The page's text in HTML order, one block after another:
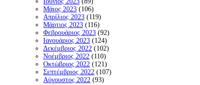
Μάιος 2023 (106)
Απρίλιος 2023 (119)
Μάρτιος 2023 (116)
Φεβρουάριος 2023 (92)
Ιανουάριος 2023 (124)
Δεκέμβριος 2022 (102)
Νοέμβριος 2022 (110)
Οκτώβριος 2022 (121)
Σεπτέμβριος 2022 (107)
Αύγουστος 2022 (93)